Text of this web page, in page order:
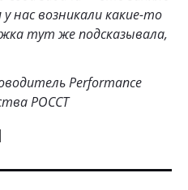
нас возникали какие-то
тут же подсказывала,
Performance
РОССТ